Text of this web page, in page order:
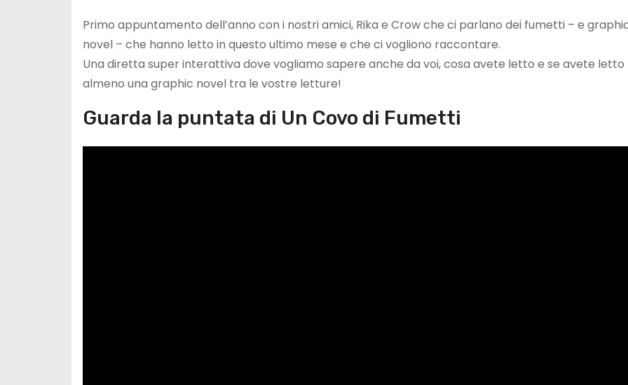
Primo appuntamento dell’anno con i nostri amici, Rika e Crow che ci parlano dei fumetti – e
novel – che hanno letto in questo ultimo mese e che ci vogliono raccontare.
Una diretta super interattiva dove vogliamo sapere anche da voi, cosa avete letto e se avete letto
almeno una graphic novel tra le vostre letture!
Guarda la puntata di Un Covo di Fumetti